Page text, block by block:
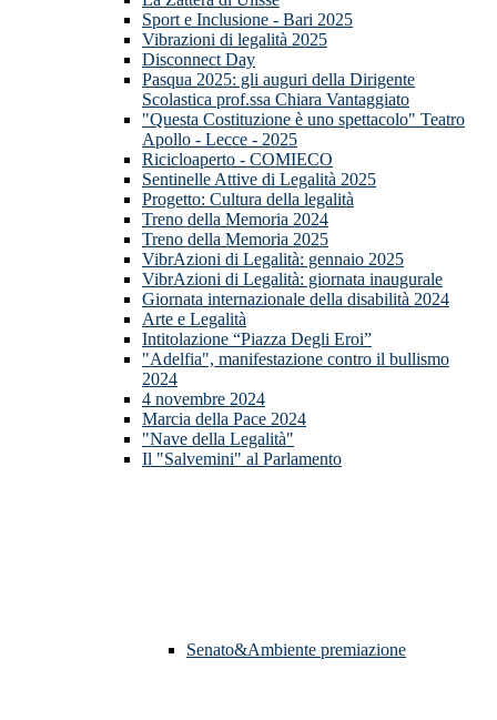
Sport e Inclusione - Bari 2025
Vibrazioni di legalità 2025
Disconnect Day
Pasqua 2025: gli auguri della Dirigente
Scolastica prof.ssa Chiara Vantaggiato
"Questa Costituzione è uno spettacolo" Teatro
Apollo - Lecce - 2025
Ricicloaperto - COMIECO
Sentinelle Attive di Legalità 2025
Progetto: Cultura della legalità
Treno della Memoria 2024
Treno della Memoria 2025
VibrAzioni di Legalità: gennaio 2025
VibrAzioni di Legalità: giornata inaugurale
Giornata internazionale della disabilità 2024
Arte e Legalità
Intitolazione “Piazza Degli Eroi”
"Adelfia", manifestazione contro il bullismo
2024
4 novembre 2024
Marcia della Pace 2024
"Nave della Legalità"
Il "Salvemini" al Parlamento
Senato&Ambiente premiazione